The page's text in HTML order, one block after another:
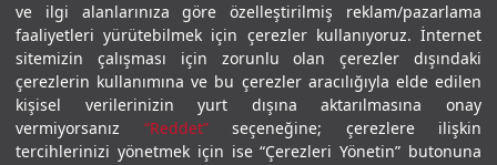
ve ilgi alanlarınıza göre özelleştirilmiş reklam/pazarlama
faaliyetleri yürütebilmek için çerezler kullanıyoruz. İnternet
sitemizin çalışması için zorunlu olan çerezler dışındaki
çerezlerin kullanımına ve bu çerezler aracılığıyla elde edilen
kişisel verilerinizin yurt dışına aktarılmasına onay
vermiyorsanız “Reddet”seçeneğine; çerezlere ilişkin
tercihlerinizi yönetmek için ise “Çerezleri Yönetin” butonuna
Gizlilik PolitikasıÇerez PolitikasıKVKK Aydınlatma MetniŞartlar ve Koşullar